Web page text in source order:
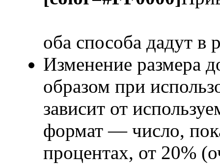
оба способа дадут в
Изменение размера
образом при
зависит от
формат — число,
процентах, от 20%